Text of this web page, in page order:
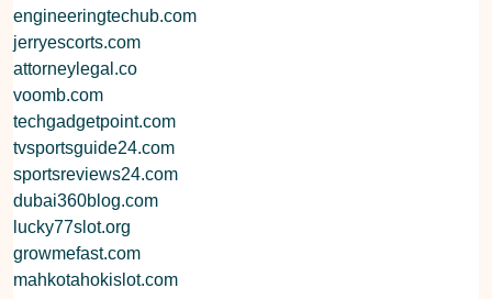
engineeringtechub.com
jerryescorts.com
attorneylegal.co
voomb.com
techgadgetpoint.com
tvsportsguide24.com
sportsreviews24.com
dubai360blog.com
lucky77slot.org
growmefast.com
mahkotahokislot.com